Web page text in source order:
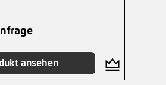
ansehen